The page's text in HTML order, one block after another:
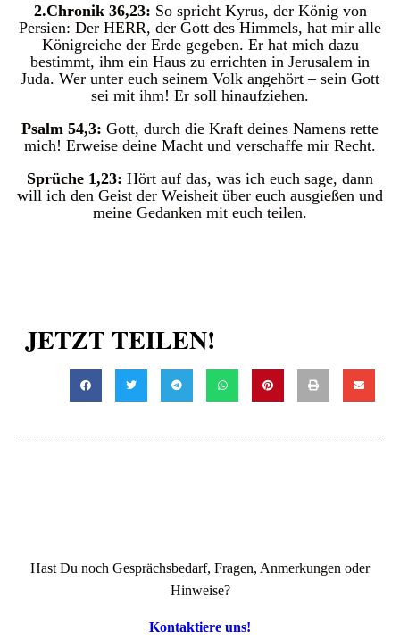
2.Chronik 36,23: So spricht Kyrus, der König von
Persien: Der HERR, der Gott des Himmels, hat mir alle
Königreiche der Erde gegeben. Er hat mich dazu
bestimmt, ihm ein Haus zu errichten in Jerusalem in
Juda. Wer unter euch seinem Volk angehört – sein Gott
sei mit ihm! Er soll hinaufziehen.
Psalm 54,3: Gott, durch die Kraft deines Namens rette
mich! Erweise deine Macht und verschaffe mir Recht.
Sprüche 1,23: Hört auf das, was ich euch sage, dann
will ich den Geist der Weisheit über euch ausgießen und
meine Gedanken mit euch teilen.
JETZT TEILEN!
Hast Du noch Gesprächsbedarf, Fragen, Anmerkungen oder
Hinweise?
Kontaktiere uns!